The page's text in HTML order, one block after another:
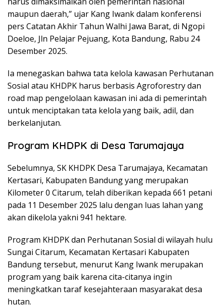
maupun daerah,” ujar Kang Iwank dalam konferensi
pers Catatan Akhir Tahun Walhi Jawa Barat, di Ngopi
Doeloe, Jln Pelajar Pejuang, Kota Bandung, Rabu 24
Desember 2025.
Ia menegaskan bahwa tata kelola kawasan Perhutanan
Sosial atau KHDPK harus berbasis Agroforestry dan
road map pengelolaan kawasan ini ada di pemerintah
untuk menciptakan tata kelola yang baik, adil, dan
berkelanjutan.
Program KHDPK di Desa Tarumajaya
Sebelumnya, SK KHDPK Desa Tarumajaya, Kecamatan
Kertasari, Kabupaten Bandung yang merupakan
Kilometer 0 Citarum, telah diberikan kepada 661 petani
pada 11 Desember 2025 lalu dengan luas lahan yang
akan dikelola yakni 941 hektare.
Program KHDPK dan Perhutanan Sosial di wilayah hulu
Sungai Citarum, Kecamatan Kertasari Kabupaten
Bandung tersebut, menurut Kang Iwank merupakan
program yang baik karena cita-citanya ingin
meningkatkan taraf kesejahteraan masyarakat desa
hutan.